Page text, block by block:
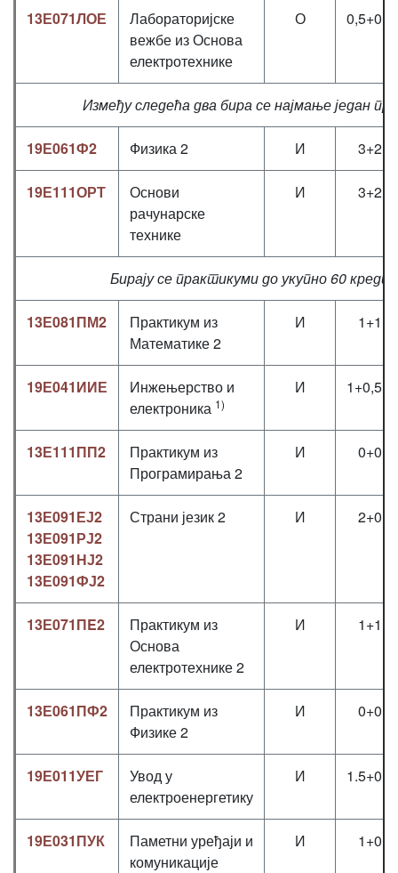
13Е071ЛОЕ
Лабораторијске
вежбе из Основа
електротехнике
О
Између следећа два бира се најмање један
19Е061Ф2 Физика 2 И 3+2+0
19Е111ОРТ
Основи
рачунарске
технике
И 3+2+0
Бирају се практикуми до укупно 60
13Е081ПМ2
Практикум из
Математике 2
И 1+1+0
19Е041ИИЕ
Инжењерство и
електроника 1)
И
13Е111ПП2
Практикум из
Програмирања 2
И 0+0+2
13Е091ЕЈ2
13Е091РЈ2
13Е091НЈ2
13Е091ФЈ2
Страни језик 2 И 2+0+0
13Е071ПE2
Практикум из
Основа
електротехнике 2
И 1+1+0
13Е061ПФ2
Практикум из
Физике 2
И 0+0+2
19Е011УЕГ
Увод у
електроенергетику
И
19Е031ПУК
Паметни уређаји и
комуникације
И 1+0+1